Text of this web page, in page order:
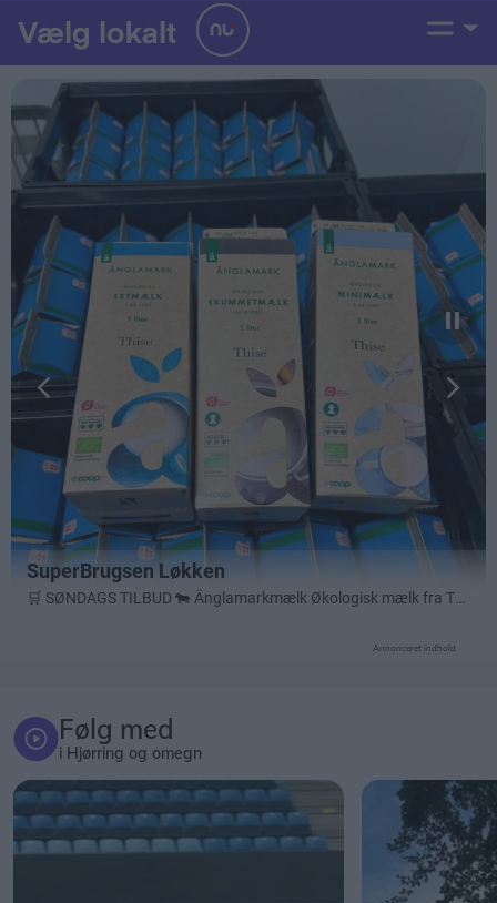
Annonceret indhold
Følg med
i Hjørring og omegn